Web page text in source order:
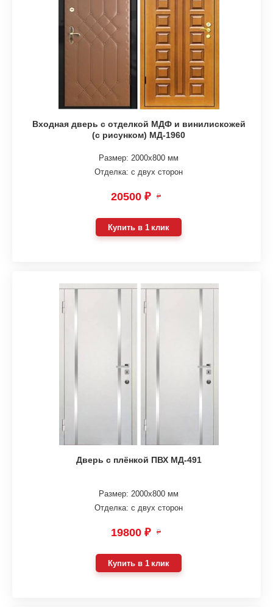
Входная дверь с отделкой МДФ и винилискожей
(с рисунком) МД-1960
Размер: 2000х800 мм
Отделка: с двух сторон
20500 ₽ ₽
Купить в 1 клик
Дверь с плёнкой ПВХ МД-491
Размер: 2000х800 мм
Отделка: с двух сторон
19800 ₽ ₽
Купить в 1 клик